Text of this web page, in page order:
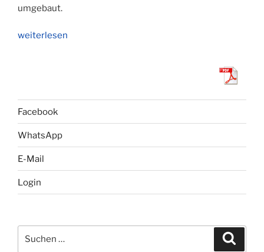
umgebaut.
„Hofer,
weiterlesen
Facebook
WhatsApp
E-Mail
Login
nach: